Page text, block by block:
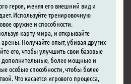
героя, меняя его внешний вид и
Используйте тренировочную
оружие и способности.
карту мира, и открывайте
Получайте опыт, убивая других
его, чтобы улучшить свои базовые
дополнительные, более мощные и
особые способности, чтобы более
Что касается игрового процесса,